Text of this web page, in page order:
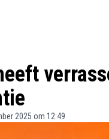
2025 om 12:49